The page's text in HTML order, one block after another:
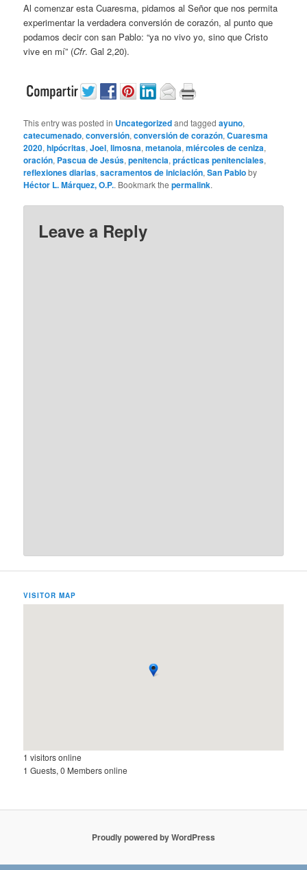
Al comenzar esta Cuaresma, pidamos al Señor que nos permita
experimentar la verdadera conversión de corazón, al punto que
podamos decir con san Pablo: “ya no vivo yo, sino que Cristo
vive en mí” (Cfr. Gal 2,20).
This entry was posted in Uncategorizedand taggedayuno,
catecumenado,conversión,conversión de corazón,Cuaresma
2020,hipócritas,Joel,limosna,metanoia,miércoles de ceniza,
oración, Pascua de Jesús,penitencia,prácticas penitenciales,
reflexiones diarias,sacramentos de iniciación,San Pabloby
Héctor L. Márquez, O.P.. Bookmark thepermalink.
Leave a Reply
VISITOR MAP
1 visitors online
1 Guests, 0 Members online
Proudly powered by WordPress